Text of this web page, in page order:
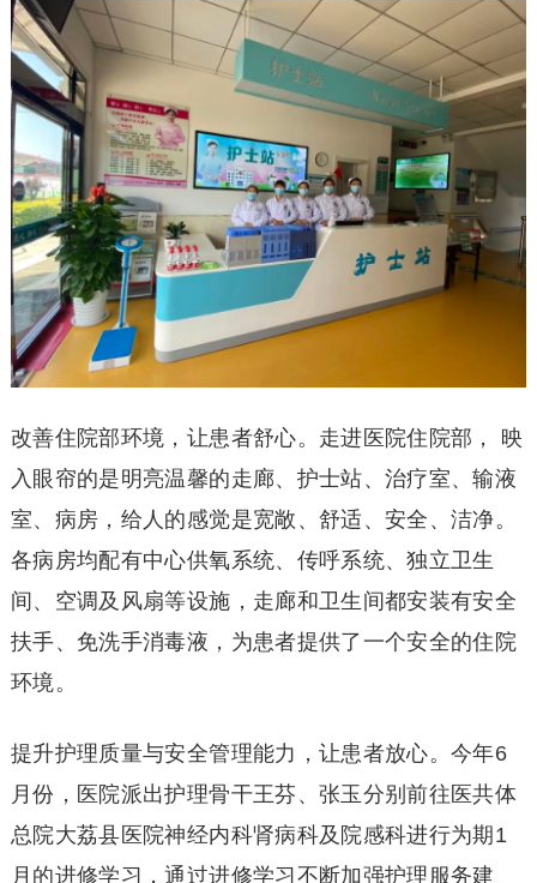
改善住院部环境，让患者舒心。走进医院住院部， 映
入眼帘的是明亮温馨的走廊、护士站、治疗室、输液
室、病房，给人的感觉是宽敞、舒适、安全、洁净。
各病房均配有中心供氧系统、传呼系统、独立卫生
间、空调及风扇等设施，走廊和卫生间都安装有安全
扶手、免洗手消毒液，为患者提供了一个安全的住院
环境。
提升护理质量与安全管理能力，让患者放心。今年6
月份，医院派出护理骨干王芬、张玉分别前往医共体
总院大荔县医院神经内科肾病科及院感科进行为期1
月的进修学习，通过进修学习不断加强护理服务建